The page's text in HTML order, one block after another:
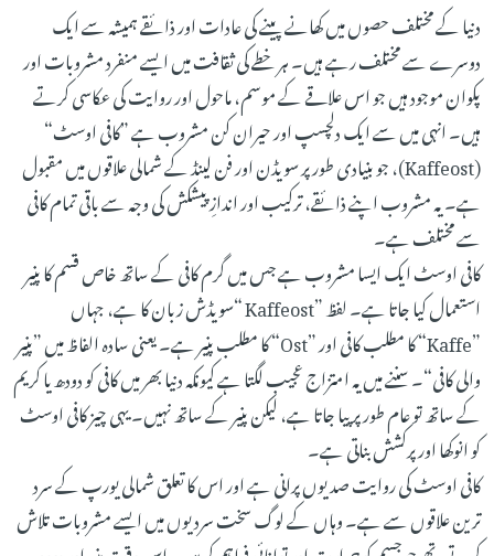
دنیا کے مختلف حصوں میں کھانے پینے کی عادات اور ذائقے ہمیشہ سے ایک
دوسرے سے مختلف رہے ہیں۔ ہر خطے کی ثقافت میں ایسے منفرد مشروبات اور
پکوان موجود ہیں جو اس علاقے کے موسم، ماحول اور روایت کی عکاسی کرتے
ہیں۔ انہی میں سے ایک دلچسپ اور حیران کن مشروب ہے ”کافی اوسٹ“
(Kaffeost)، جو بنیادی طور پر سویڈن اور فن لینڈ کے شمالی علاقوں میں مقبول
ہے۔ یہ مشروب اپنے ذائقے، ترکیب اور اندازِ پیشکش کی وجہ سے باقی تمام کافی
سے مختلف ہے۔
کافی اوسٹ ایک ایسا مشروب ہے جس میں گرم کافی کے ساتھ خاص قسم کا پنیر
استعمال کیا جاتا ہے۔ لفظ ”Kaffeost “سویڈش زبان کا ہے، جہاں
”Kaffe“ کا مطلب کافی اور ”Ost“ کا مطلب پنیر ہے۔ یعنی سادہ الفاظ میں ”پنیر
والی کافی“۔ سننے میں یہ امتزاج عجیب لگتا ہے کیونکہ دنیا بھر میں کافی کو دودھ یا کریم
کے ساتھ تو عام طور پر پیا جاتا ہے، لیکن پنیر کے ساتھ نہیں۔ یہی چیز کافی اوسٹ
کو انوکھا اور پرکشش بناتی ہے۔
کافی اوسٹ کی روایت صدیوں پرانی ہے اور اس کا تعلق شمالی یورپ کے سرد
ترین علاقوں سے ہے۔ وہاں کے لوگ سخت سردیوں میں ایسے مشروبات تلاش